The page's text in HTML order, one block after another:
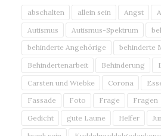
abschalten allein sein Angst
Autismus
Autismus-Spektrum
behinderte Angehörige
behinderte
Behindertenarbeit
Behinderung
Carsten und Wiebke
Corona
Fassade
Foto Frage Fragen
Gedicht
gute Laune Helfer